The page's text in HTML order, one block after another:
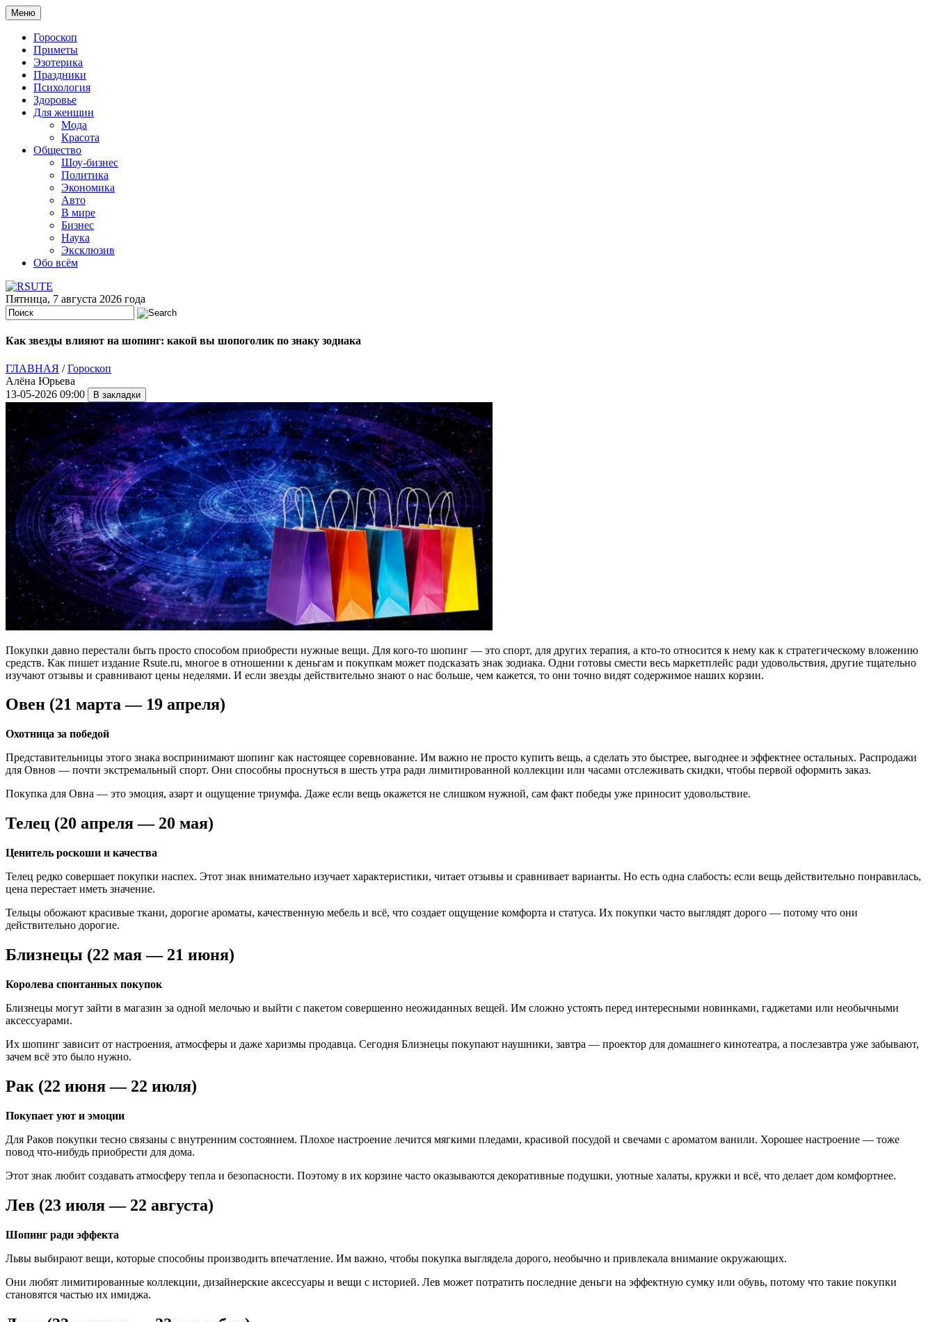
Меню
Гороскоп
Приметы
Эзотерика
Праздники
Психология
Здоровье
Для женщин
Мода
Красота
Общество
Шоу-бизнес
Политика
Экономика
Авто
В мире
Бизнес
Наука
Эксклюзив
Обо всём
Пятница, 7 августа 2026 года
Как звезды влияют на шопинг: какой вы шопоголик по знаку зодиака
ГЛАВНАЯ /Гороскоп
Алёна Юрьева
13-05-2026 09:00
Покупки давно перестали быть просто способом приобрести нужные вещи. Для кого-то шопинг — это спорт, для других терапия, а кто-то относится к нему как к стратегическому вложению
средств. Как пишет издание Rsute.ru, многое в отношении к деньгам и покупкам может подсказать знак зодиака. Одни готовы смести весь маркетплейс ради удовольствия, другие тщательно
изучают отзывы и сравнивают цены неделями. И если звезды действительно знают о нас больше, чем кажется, то они точно видят содержимое наших корзин.
Овен (21 марта — 19 апреля)
Охотница за победой
Представительницы этого знака воспринимают шопинг как настоящее соревнование. Им важно не просто купить вещь, а сделать это быстрее, выгоднее и эффектнее остальных. Распродажи
для Овнов — почти экстремальный спорт. Они способны проснуться в шесть утра ради лимитированной коллекции или часами отслеживать скидки, чтобы первой оформить заказ.
Покупка для Овна — это эмоция, азарт и ощущение триумфа. Даже если вещь окажется не слишком нужной, сам факт победы уже приносит удовольствие.
Телец (20 апреля — 20 мая)
Ценитель роскоши и качества
Телец редко совершает покупки наспех. Этот знак внимательно изучает характеристики, читает отзывы и сравнивает варианты. Но есть одна слабость: если вещь действительно понравилась,
цена перестает иметь значение.
Тельцы обожают красивые ткани, дорогие ароматы, качественную мебель и всё, что создает ощущение комфорта и статуса. Их покупки часто выглядят дорого — потому что они
действительно дорогие.
Близнецы (22 мая — 21 июня)
Королева спонтанных покупок
Близнецы могут зайти в магазин за одной мелочью и выйти с пакетом совершенно неожиданных вещей. Им сложно устоять перед интересными новинками, гаджетами или необычными
аксессуарами.
Их шопинг зависит от настроения, атмосферы и даже харизмы продавца. Сегодня Близнецы покупают наушники, завтра — проектор для домашнего кинотеатра, а послезавтра уже забывают,
зачем всё это было нужно.
Рак (22 июня — 22 июля)
Покупает уют и эмоции
Для Раков покупки тесно связаны с внутренним состоянием. Плохое настроение лечится мягкими пледами, красивой посудой и свечами с ароматом ванили. Хорошее настроение — тоже
повод что-нибудь приобрести для дома.
Этот знак любит создавать атмосферу тепла и безопасности. Поэтому в их корзине часто оказываются декоративные подушки, уютные халаты, кружки и всё, что делает дом комфортнее.
Лев (23 июля — 22 августа)
Шопинг ради эффекта
Львы выбирают вещи, которые способны производить впечатление. Им важно, чтобы покупка выглядела дорого, необычно и привлекала внимание окружающих.
Они любят лимитированные коллекции, дизайнерские аксессуары и вещи с историей. Лев может потратить последние деньги на эффектную сумку или обувь, потому что такие покупки
становятся частью их имиджа.